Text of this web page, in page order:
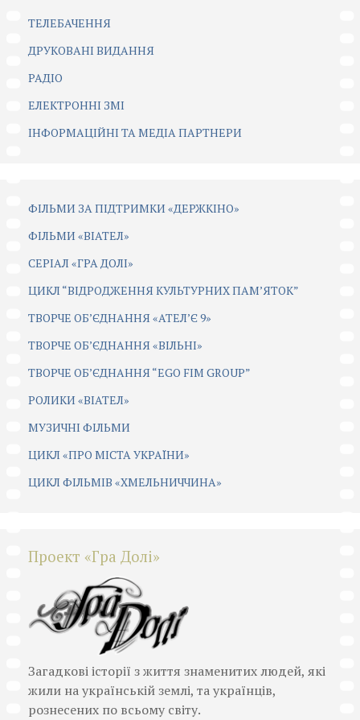
ТЕЛЕБАЧЕННЯ
ДРУКОВАНІ ВИДАННЯ
РАДІО
ЕЛЕКТРОННІ ЗМІ
ІНФОРМАЦІЙНІ ТА МЕДІА ПАРТНЕРИ
ФІЛЬМИ ЗА ПІДТРИМКИ «ДЕРЖКІНО»
ФІЛЬМИ «ВІАТЕЛ»
СЕРІАЛ «ГРА ДОЛІ»
ЦИКЛ “ВІДРОДЖЕННЯ КУЛЬТУРНИХ ПАМ’ЯТОК”
ТВОРЧЕ ОБ’ЄДНАННЯ «АТЕЛ’Є 9»
ТВОРЧЕ ОБ’ЄДНАННЯ «ВІЛЬНІ»
ТВОРЧЕ ОБ’ЄДНАННЯ “EGO FIM GROUP”
РОЛИКИ «ВІАТЕЛ»
МУЗИЧНІ ФІЛЬМИ
ЦИКЛ «ПРО МІСТА УКРАЇНИ»
ЦИКЛ ФІЛЬМІВ «ХМЕЛЬНИЧЧИНА»
Проект «Гра Долі»
Загадкові історії з життя знаменитих людей, які
жили на українській землі, та українців,
рознесених по всьому світу.